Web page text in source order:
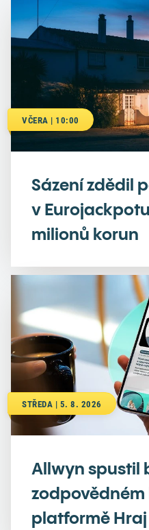
VČERA | 10:00
Sázení zdědil
v
milionů korun
STŘEDA | 5. 8. 2026
Allwyn spustil
platformě Hraj